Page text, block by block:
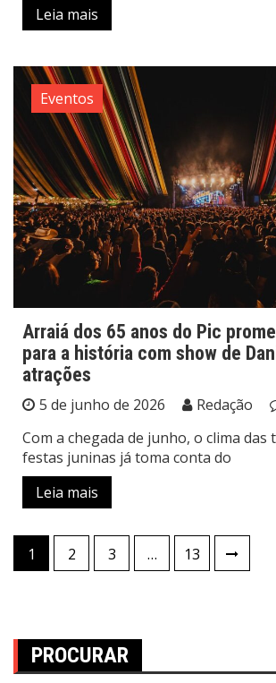
Leia mais
Eventos
Arraiá dos 65 anos do Pic
para a história com show de
atrações
5 de junho de 2026 Redação
Com a chegada de junho, o clima das
festas juninas já toma conta do
Leia mais
Paginação
de
1 2 3 … 13
PROCURAR